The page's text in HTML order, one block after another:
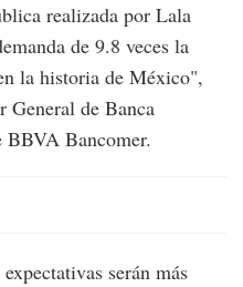
realizada por Lala
de 9.8 veces la
la historia de México",
General de Banca
Bancomer.
serán más